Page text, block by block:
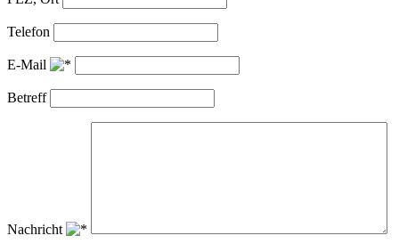
Telefon
E-Mail
Betreff
Nachricht